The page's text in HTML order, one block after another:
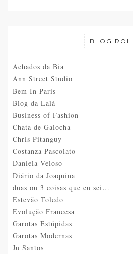
BLOG ROLL
Achados da Bia
Ann Street Studio
Bem In Paris
Blog da Lalá
Business of Fashion
Chata de Galocha
Chris Pitanguy
Costanza Pascolato
Daniela Veloso
Diário da Joaquina
duas ou 3 coisas que eu sei…
Estevão Toledo
Evolução Francesa
Garotas Estúpidas
Garotas Modernas
Ju Santos